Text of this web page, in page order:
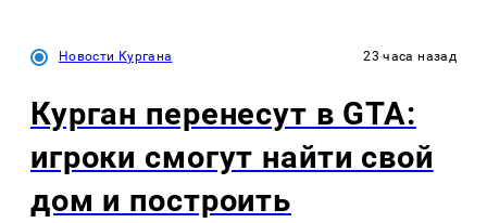
Новости Кургана 23 часа назад
Курган перенесут в GTA:
игроки смогут найти свой
дом и построить